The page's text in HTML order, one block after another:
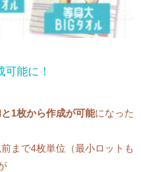
能に！
1枚から作成が可能になった
まで4枚単位（最小ロットも